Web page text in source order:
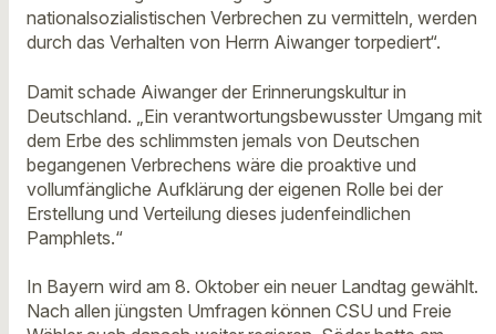
nationalsozialistischen Verbrechen zu vermitteln, werden
durch das Verhalten von Herrn Aiwanger torpediert“.
Damit schade Aiwanger der Erinnerungskultur in
Deutschland. „Ein verantwortungsbewusster Umgang mit
dem Erbe des schlimmsten jemals von Deutschen
begangenen Verbrechens wäre die proaktive und
vollumfängliche Aufklärung der eigenen Rolle bei der
Erstellung und Verteilung dieses judenfeindlichen
Pamphlets.“
In Bayern wird am 8. Oktober ein neuer Landtag gewählt.
Nach allen jüngsten Umfragen können CSU und Freie